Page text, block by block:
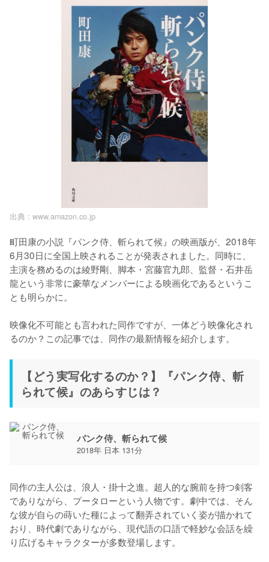
出典 : www.amazon.co.jp
町田康の小説『パンク侍、斬られて候』の映画版が、2018年
6月30日に全国上映されることが発表されました。同時に、
主演を務めるのは綾野剛、脚本・宮藤官九郎、監督・石井岳
龍という非常に豪華なメンバーによる映画化であるというこ
とも明らかに。
映像化不可能とも言われた同作ですが、一体どう映像化され
るのか？この記事では、同作の最新情報を紹介します。
【どう実写化するのか？】『パンク侍、斬
られて候』のあらすじは？
パンク侍、斬られて候
2018年 日本 131分
同作の主人公は、浪人・掛十之進。超人的な腕前を持つ剣客
でありながら、プータローという人物です。劇中では、そん
な彼が自らの蒔いた種によって翻弄されていく姿が描かれて
おり、時代劇でありながら、現代語の口語で軽妙な会話を繰
り広げるキャラクターが多数登場します。